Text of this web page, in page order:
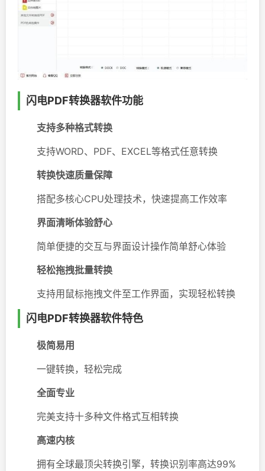
闪电PDF转换器软件功能
支持多种格式转换
支持WORD、PDF、EXCEL等格式任意转换
转换快速质量保障
搭配多核心CPU处理技术，快速提高工作效率
界面清晰体验舒心
简单便捷的交互与界面设计操作简单舒心体验
轻松拖拽批量转换
支持用鼠标拖拽文件至工作界面，实现轻松转换
闪电PDF转换器软件特色
极简易用
一键转换，轻松完成
全面专业
完美支持十多种文件格式互相转换
高速内核
拥有全球最顶尖转换引擎，转换识别率高达99%